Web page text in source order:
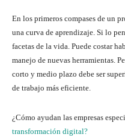
En los primeros compases de un
una curva de aprendizaje. Si lo
facetas de la vida. Puede costar
manejo de nuevas herramientas.
corto y medio plazo debe ser
de trabajo más eficiente.
¿Cómo ayudan las empresas
transformación digital?